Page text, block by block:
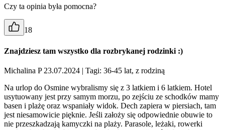
Czy ta opinia była pomocna?
18
Znajdziesz tam wszystko dla rozbrykanej rodzinki :)
Michalina P 23.07.2024 | Tagi: 36-45 lat, z rodziną
Na urlop do Osmine wybralismy się z 3 latkiem i 6 latkiem. Hotel
usytuowany jest przy samym morzu, po zejściu ze schodków mamy
basen i plażę oraz wspaniały widok. Dech zapiera w piersiach, tam
jest niesamowicie pięknie. Jeśli założy się odpowiednie obuwie to
nie przeszkadzają kamyczki na plaży. Parasole, leżaki, rowerki